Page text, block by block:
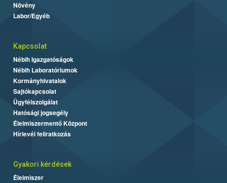
Növény
Labor/Egyéb
Kapcsolat
Nébih Igazgatóságok
Nébih Laboratóriumok
Kormányhivatalok
Sajtókapcsolat
Ügyfélszolgálat
Hatósági jogsegély
Élelmiszermentő Központ
Hírlevél feliratkozás
Gyakori kérdések
Élelmiszer